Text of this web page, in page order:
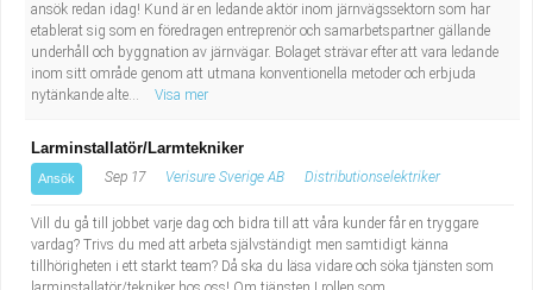
ansök redan idag! Kund är en ledande aktör inom järnvägssektorn som har
etablerat sig som en föredragen entreprenör och samarbetspartner gällande
underhåll och byggnation av järnvägar. Bolaget strävar efter att vara ledande
inom sitt område genom att utmana konventionella metoder och erbjuda
nytänkande alte...
Visa mer
Larminstallatör/Larmtekniker
Ansök Sep 17 Verisure Sverige AB Distributionselektriker
Vill du gå till jobbet varje dag och bidra till att våra kunder får en tryggare
vardag? Trivs du med att arbeta självständigt men samtidigt känna
tillhörigheten i ett starkt team? Då ska du läsa vidare och söka tjänsten som